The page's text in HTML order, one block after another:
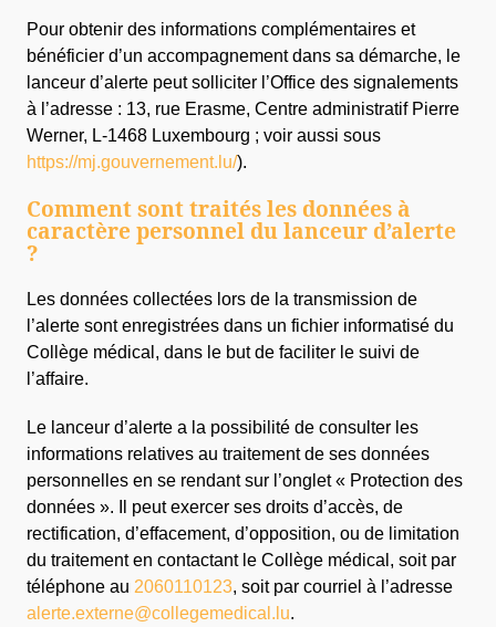
Pour obtenir des informations complémentaires et
bénéficier d’un accompagnement dans sa démarche, le
lanceur d’alerte peut solliciter l’Office des signalements
à l’adresse : 13, rue Erasme, Centre administratif Pierre
Werner, L-1468 Luxembourg ; voir aussi sous
https://mj.gouvernement.lu/).
Comment sont traités les données à
caractère personnel du lanceur d’alerte
?
Les données collectées lors de la transmission de
l’alerte sont enregistrées dans un fichier informatisé du
Collège médical, dans le but de faciliter le suivi de
l’affaire.
Le lanceur d’alerte a la possibilité de consulter les
informations relatives au traitement de ses données
personnelles en se rendant sur l’onglet « Protection des
données ». Il peut exercer ses droits d’accès, de
rectification, d’effacement, d’opposition, ou de limitation
du traitement en contactant le Collège médical, soit par
téléphone au 2060110123, soit par courriel à l’adresse
alerte.externe@collegemedical.lu.